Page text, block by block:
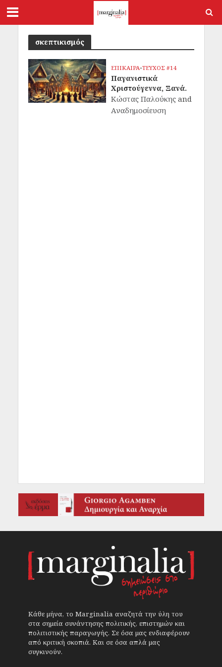
σκεπτικισμός
ΕΠΙΚΑΙΡΑ•ΤΕΥΧΟΣ #14
Παγανιστικά
Χριστούγεννα, Ξανά.
Κώστας Παλούκης and
Αναδημοσίευση
Κάθε μήνα, το Marginalia αναζητά την ύλη του
στα σημεία συνάντησης πολιτικής, επιστημών και
πολιτιστικής παραγωγής. Σε όσα μας ενδιαφέρουν
από κριτική σκοπιά. Και σε όσα απλά μας
συγκινούν.